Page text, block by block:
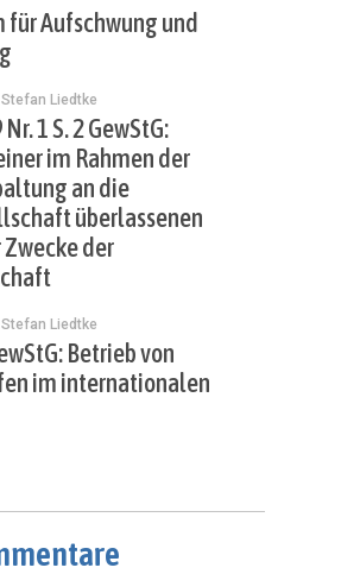
für Aufschwung und
Liedtke
1 S. 2 GewStG:
im Rahmen der
an die
überlassenen
der
Liedtke
Betrieb von
im internationalen